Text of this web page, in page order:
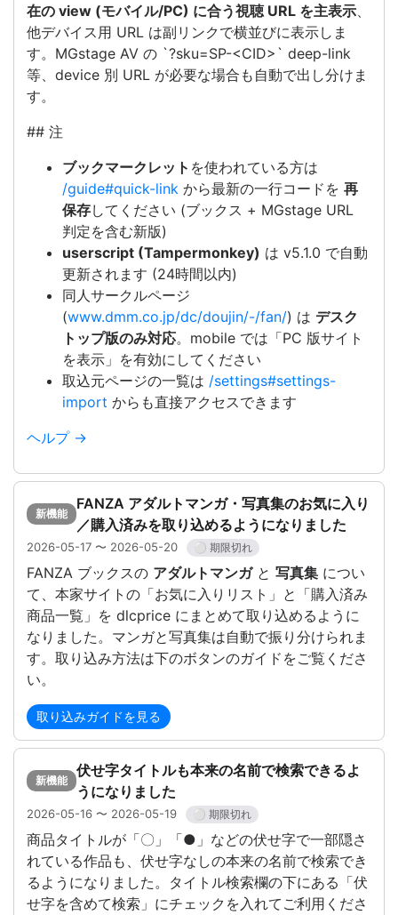
在の view (モバイル/PC) に合う視聴 URL を主表示、
他デバイス用 URL は副リンクで横並びに表示しま
す。MGstage AV の `?sku=SP-<CID>` deep-link
等、device 別 URL が必要な場合も自動で出し分けま
す。
## 注
ブックマークレット を使われている方は
/guide#quick-link から最新の一行コードを 再
保存してください (ブックス + MGstage URL
判定を含む新版)
userscript (Tampermonkey) は v5.1.0 で自動
更新されます (24時間以内)
同人サークルページ
(www.dmm.co.jp/dc/doujin/-/fan/) は デスク
トップ版のみ対応。mobile では「PC 版サイト
を表示」を有効にしてください
取込元ページの一覧は /settings#settings-
import からも直接アクセスできます
ヘルプ →
新機能
FANZA アダルトマンガ・写真集のお気に入り
／購入済みを取り込めるようになりました
2026-05-17 〜 2026-05-20 ⚪ 期限切れ
FANZA ブックスの アダルトマンガと 写真集 につい
て、本家サイトの「お気に入りリスト」と「購入済み
商品一覧」を dlcprice にまとめて取り込めるように
なりました。マンガと写真集は自動で振り分けられま
す。取り込み方法は下のボタンのガイドをご覧くださ
い。
取り込みガイドを見る
新機能
伏せ字タイトルも本来の名前で検索できるよ
うになりました
2026-05-16 〜 2026-05-19 ⚪ 期限切れ
商品タイトルが「〇」「●」などの伏せ字で一部隠さ
れている作品も、伏せ字なしの本来の名前で検索でき
るようになりました。タイトル検索欄の下にある「伏
せ字を含めて検索」にチェックを入れてご利用くださ